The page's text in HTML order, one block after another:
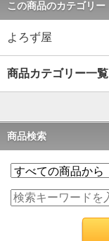
この商品のカテゴリー
よろず屋
商品カテゴリー一覧
商品検索